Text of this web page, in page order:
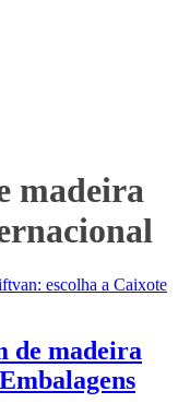
madeira
de madeira